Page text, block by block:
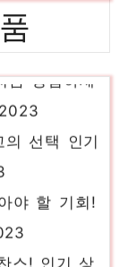
의 선택 인기
야 할 기회!
스! 인기 상